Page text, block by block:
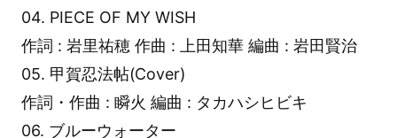
04. PIECE OF MY WISH
作詞 : 岩里祐穂 作曲 : 上田知華 編曲 : 岩田賢治
05. 甲賀忍法帖(Cover)
作詞・作曲 : 瞬火 編曲 : タカハシヒビキ
06. ブルーウォーター